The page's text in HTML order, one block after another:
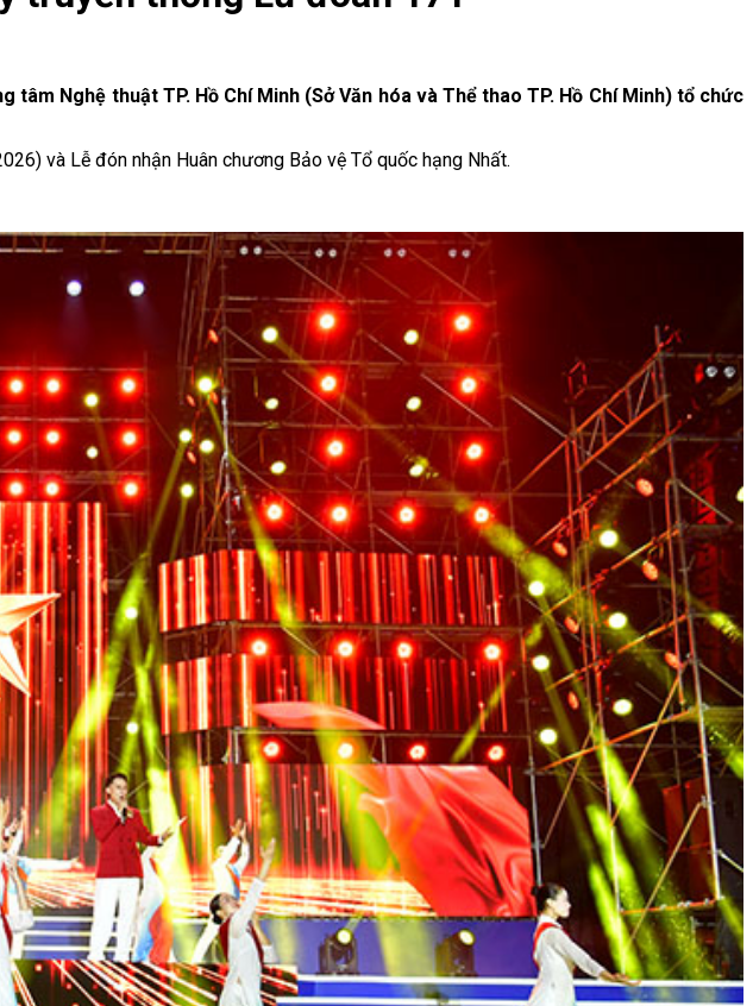
Nghệ thuật TP. Hồ Chí Minh (Sở Văn hóa và Thể thao TP. Hồ Chí Minh) tổ chức
và Lễ đón nhận Huân chương Bảo vệ Tổ quốc hạng Nhất.